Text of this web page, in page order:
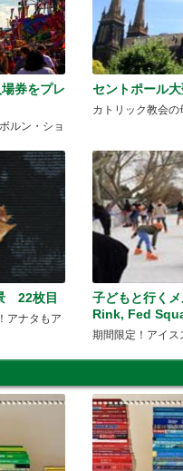
券をプレ
ルン・ショ
セントポール
カトリック教会
22枚目
アナタもア
子どもと行く
Rink, Fed
期間限定！アイス